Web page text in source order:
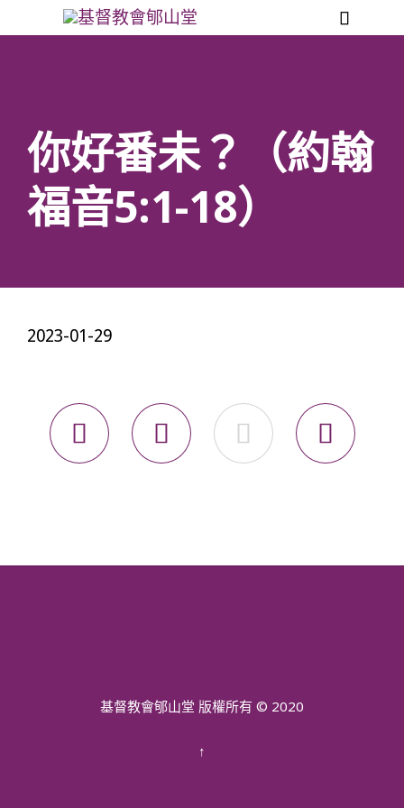

你好番未？（約翰
福音5:1-18）
2023-01-29
   
基督教會郇山堂 版權所有 © 2020
↑